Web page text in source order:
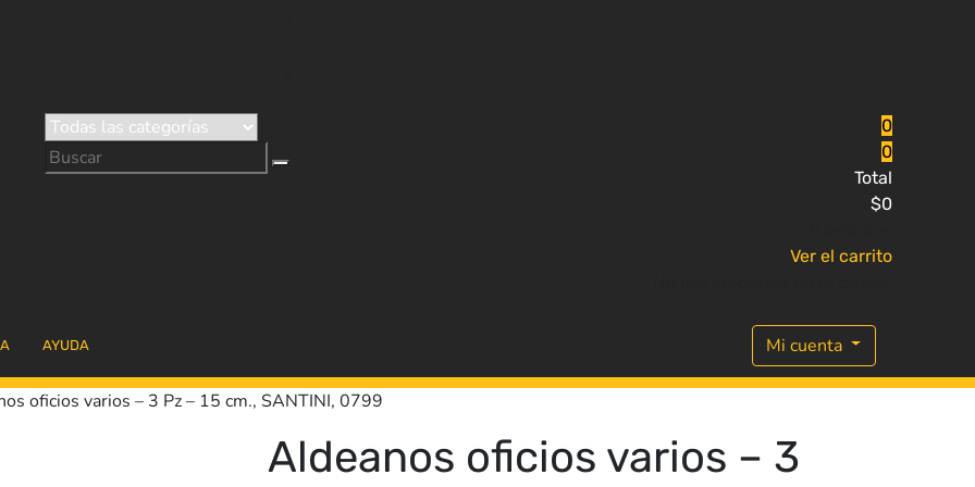
0
0
Total
$0
Ver el carrito
AYUDA Mi cuenta
oficios varios – 3 Pz – 15 cm., SANTINI, 0799
Aldeanos oficios varios – 3